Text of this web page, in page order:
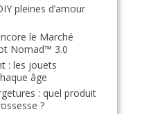
pleines d’amour
le Marché
Nomad™ 3.0
: les jouets
âge
: quel produit
?